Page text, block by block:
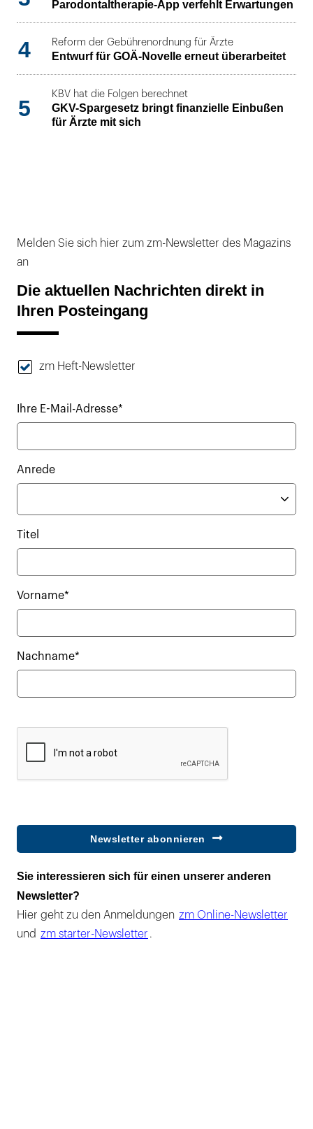
Parodontaltherapie-App verfehlt Erwartungen
4 Reform der Gebührenordnung für Ärzte
Entwurf für GOÄ-Novelle erneut überarbeitet
5
KBV hat die Folgen berechnet
GKV-Spargesetz bringt finanzielle Einbußen
für Ärzte mit sich
Melden Sie sich hier zum zm-Newsletter des Magazins
an
Die aktuellen Nachrichten direkt in
Ihren Posteingang
zm Heft-Newsletter
Ihre E-Mail-Adresse*
Anrede
Titel
Vorname*
Nachname*
Newsletter abonnieren
Sie interessieren sich für einen unserer anderen
Newsletter?
Hier geht zu den Anmeldungen zm Online-Newsletter
und zm starter-Newsletter .